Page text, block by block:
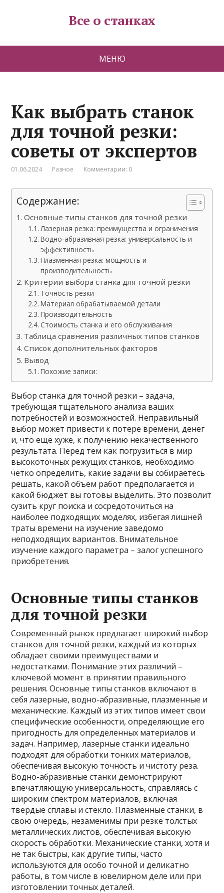
Все о станках
МЕНЮ
Как выбрать станок
для точной резки:
советы от экспертов
01.06.2024 Разное Комментарии: 0
Содержание:
Основные типы станков для точной резки
Лазерная резка: преимущества и ограничения
Водно-абразивная резка: универсальность и
эффективность
Плазменная резка: мощность и
производительность
Критерии выбора станка для точной резки
Точность резки
Материал обрабатываемой детали
Производительность
Стоимость станка и его обслуживания
Таблица сравнения различных типов станков
Список дополнительных факторов
Вывод
Похожие записи:
Выбор станка для точной резки – задача,
требующая тщательного анализа ваших
потребностей и возможностей. Неправильный
выбор может привести к потере времени, денег
и, что еще хуже, к получению некачественного
результата. Перед тем как погрузиться в мир
высокоточных режущих станков, необходимо
четко определить, какие задачи вы собираетесь
решать, какой объем работ предполагается и
какой бюджет вы готовы выделить. Это позволит
сузить круг поиска и сосредоточиться на
наиболее подходящих моделях, избегая лишней
траты времени на изучение заведомо
неподходящих вариантов. Внимательное
изучение каждого параметра – залог успешного
приобретения.
Основные типы станков
для точной резки
Современный рынок предлагает широкий выбор
станков для точной резки, каждый из которых
обладает своими преимуществами и
недостатками. Понимание этих различий –
ключевой момент в принятии правильного
решения. Основные типы станков включают в
себя лазерные, водно-абразивные, плазменные и
механические. Каждый из этих типов имеет свои
специфические особенности, определяющие его
пригодность для определенных материалов и
задач. Например, лазерные станки идеально
подходят для обработки тонких материалов,
обеспечивая высокую точность и чистоту реза.
Водно-абразивные станки демонстрируют
впечатляющую универсальность, справляясь с
широким спектром материалов, включая
твердые сплавы и стекло. Плазменные станки, в
свою очередь, незаменимы при резке толстых
металлических листов, обеспечивая высокую
скорость обработки. Механические станки, хотя и
не так быстры, как другие типы, часто
используются для особо точной и деликатно
работы, в том числе в ювелирном деле или при
изготовлении точных деталей.